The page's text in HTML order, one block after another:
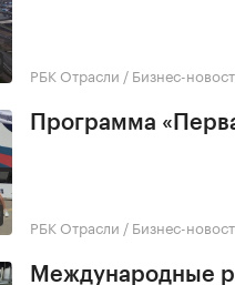
РБК Отрасли / Бизнес-
Программа
РБК Отрасли / Бизнес-
Международные